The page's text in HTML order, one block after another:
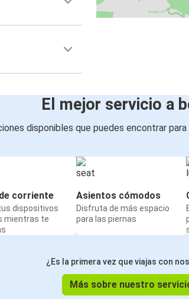
El mejor servicio a
disponibles que puedes encontrar para
corriente
dispositivos
mientras te
Asientos cómodos
Disfruta de más espacio
para las piernas
¿Es la primera vez que viajas con
Más sobre nuestro